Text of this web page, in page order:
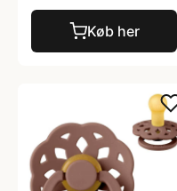
Køb her